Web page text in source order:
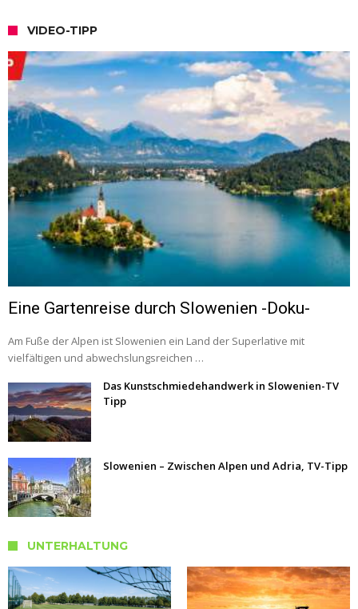
VIDEO-TIPP
Eine Gartenreise durch Slowenien -Doku-
Am Fuße der Alpen ist Slowenien ein Land der Superlative mit
vielfältigen und abwechslungsreichen …
Das Kunstschmiedehandwerk in Slowenien-TV
Tipp
Slowenien – Zwischen Alpen und Adria, TV-Tipp
UNTERHALTUNG